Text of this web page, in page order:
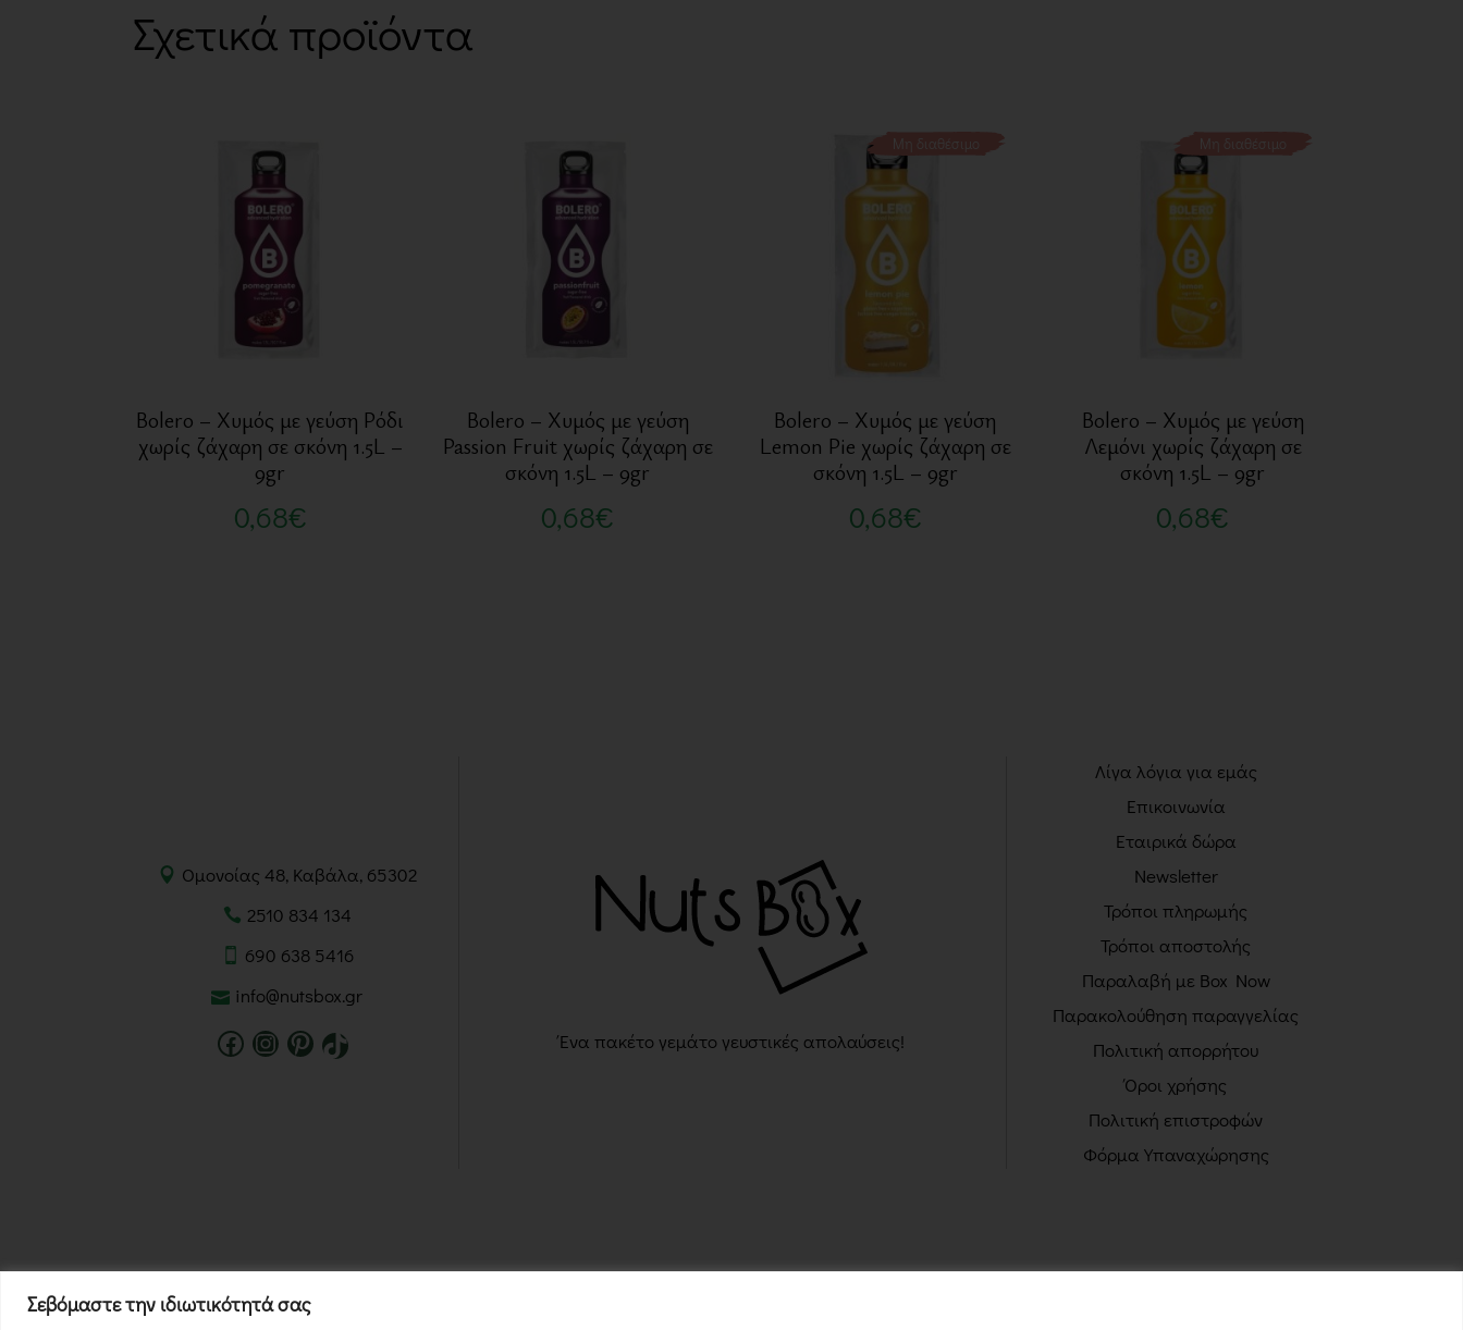
Σεβόμαστε την ιδιωτικότητά σας
Σχετικά προϊόντα
Bolero – Χυμός με γεύση Ρόδι
χωρίς ζάχαρη σε σκόνη 1.5L –
9gr
0,68€
Bolero – Χυμός με γεύση
Passion Fruit χωρίς ζάχαρη σε
σκόνη 1.5L – 9gr
0,68€
Μη διαθέσιμο
Bolero – Χυμός με γεύση
Lemon Pie χωρίς ζάχαρη σε
σκόνη 1.5L – 9gr
0,68€
Μη διαθέσιμο
Bolero – Χυμός με γεύση
Λεμόνι χωρίς ζάχαρη σε
σκόνη 1.5L – 9gr
0,68€
Ομονοίας 48, Καβάλα, 65302
2510 834 134
690 638 5416
info@nutsbox.gr
Ένα πακέτο γεμάτο γευστικές απολαύσεις!
Λίγα λόγια για εμάς
Επικοινωνία
Εταιρικά δώρα
Newsletter
Τρόποι πληρωμής
Τρόποι αποστολής
Παραλαβή με Box Now
Παρακολούθηση παραγγελίας
Πολιτική απορρήτου
Όροι χρήσης
Πολιτική επιστροφών
Φόρμα Υπαναχώρησης